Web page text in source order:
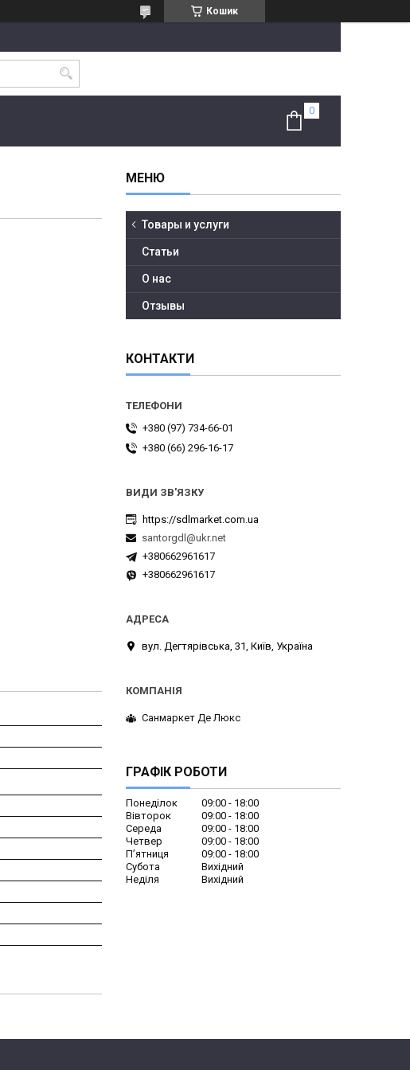
Кошик
Товары и услуги
Статьи
О нас
Отзывы
КОНТАКТИ
+380 (97) 734-66-01
+380 (66) 296-16-17
https://sdlmarket.com.ua
santorgdl@ukr.net
+380662961617
+380662961617
вул. Дегтярівська, 31, Київ, Україна
Санмаркет Де Люкс
ГРАФІК РОБОТИ
Понеділок 09:00
18:00
Вівторок
09:00
18:00
Середа
09:00
18:00
Четвер
09:00
18:00
Пʼятниця
09:00
18:00
Субота
Вихідний
Неділя
Вихідний